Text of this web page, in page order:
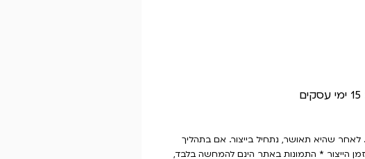
15 ימי עסקים
ראשונית, הדמיה תשלח תוך 48 שעות. לאחר שהיא תאושר, נתחיל בייצור. אם בתהליך
הייצור * התמונות באתר הינם להמחשה בלבד,